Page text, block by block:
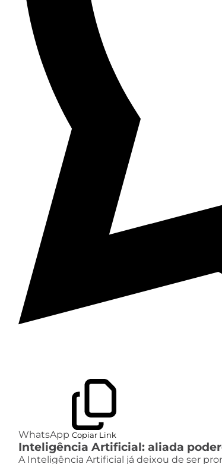
WhatsApp Copiar Link
Inteligência Artificial: aliada
A Inteligência Artificial já deixou de ser